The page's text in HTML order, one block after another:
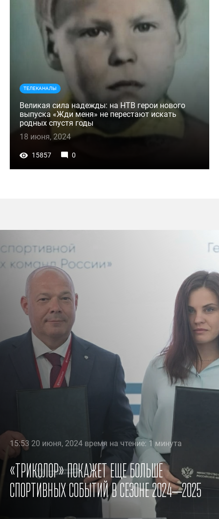
ТЕЛЕКАНАЛЫ
Великая сила надежды: на НТВ герои нового
выпуска «Жди меня» не перестают искать
родных спустя годы
18 июня, 2024
15857 0
15:53 20 июня, 2024 время на чтение: 1 минута
«Триколор» покажет еще больше
спортивных событий в сезоне 2024–2025